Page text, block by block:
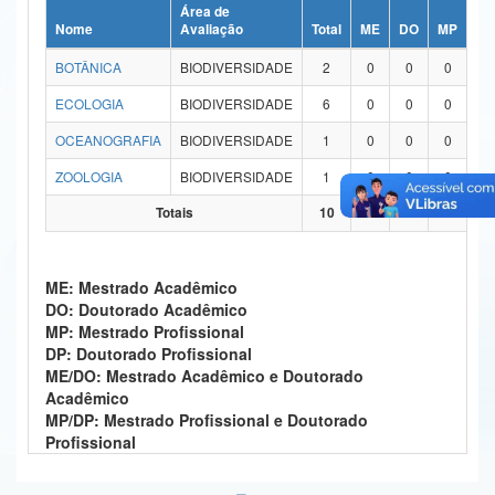
Ministério da Ciência, Tecnologia, Inovações e Comunicações
Ministério do Meio Ambiente
Ministério do Desenvolvimento Regional
Secretaria-Geral
Secretaria de Governo
Gabinete de Segurança Institucional
Advocacia-Geral da União
Nome
Área de
Avaliação
Total ME DO MP
BOTÂNICA
BIODIVERSIDADE 2 0 0 0
ECOLOGIA
BIODIVERSIDADE 6 0 0 0
OCEANOGRAFIA
BIODIVERSIDADE 1 0 0 0
ZOOLOGIA
BIODIVERSIDADE 1 0 0 0
0
Totais
10 0 0 0
ME: Mestrado Acadêmico
DO: Doutorado Acadêmico
MP: Mestrado Profissional
DP: Doutorado Profissional
ME/DO: Mestrado Acadêmico e Doutorado
Acadêmico
MP/DP: Mestrado Profissional e Doutorado
Profissional